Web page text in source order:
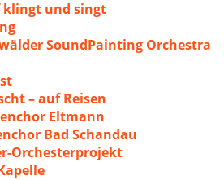
klingt und singt
SoundPainting Orchestra
– auf Reisen
Eltmann
Bad Schandau
Orchesterprojekt